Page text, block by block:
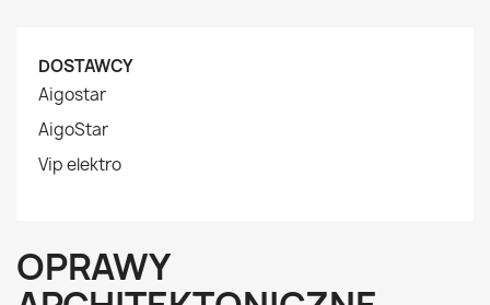
DOSTAWCY
Aigostar
AigoStar
Vip elektro
OPRAWY